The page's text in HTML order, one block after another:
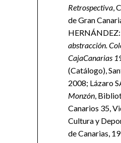
Retrospectiva ,
de Gran
HERNÁNDEZ:
abstracción.
CajaCanarias
(Catálogo),
2008; Lázaro
Monzón ,
Canarios 35,
Cultura y
de Canarias,